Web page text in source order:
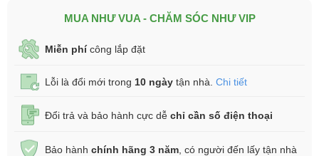
MUA NHƯ VUA - CHĂM SÓC NHƯ VIP
Miễn phícông lắp đặt
Lỗi là đổi mới trong 10 ngày tận nhà. Chi tiết
Đổi trả và bảo hành cực dễ chỉ cần số điện thoại
Bảo hành chính hãng 3 năm , có người đến lấy tận nhà